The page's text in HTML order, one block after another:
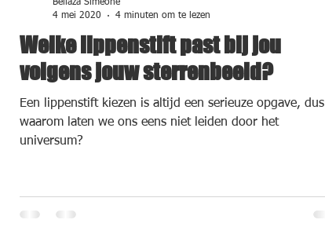
Welke lippenstift past bij jou
volgens jouw sterrenbeeld?
Een lippenstift kiezen is altijd een serieuze opgave, dus
waarom laten we ons eens niet leiden door het
universum?
Bellaza Simeone
4 mei 2020
4 minuten om te lezen